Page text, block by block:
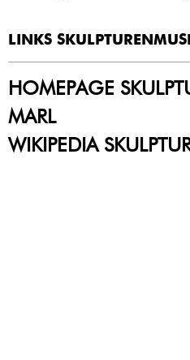
LINKS
HOMEPAGE
MARL
WIKIPEDIA